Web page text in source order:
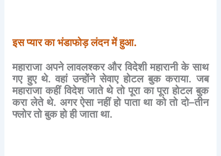
इसप्यारकाभंडाफोड़लंदनमेंहुआ.
महाराजा अपने लावलश्कर और विदेशी महारानी के साथ
गए हुए थे.वहां उन्होंने सेवाए होटल बुक कराया.जब
महाराजा कहीं विदेश जाते थे तो पूरा का पूरा होटल बुक
करा लेते थे. अगर ऐसा नहीं हो पाता था को तो दो–तीन
फ्लोरतोबुकहोहीजाता था.